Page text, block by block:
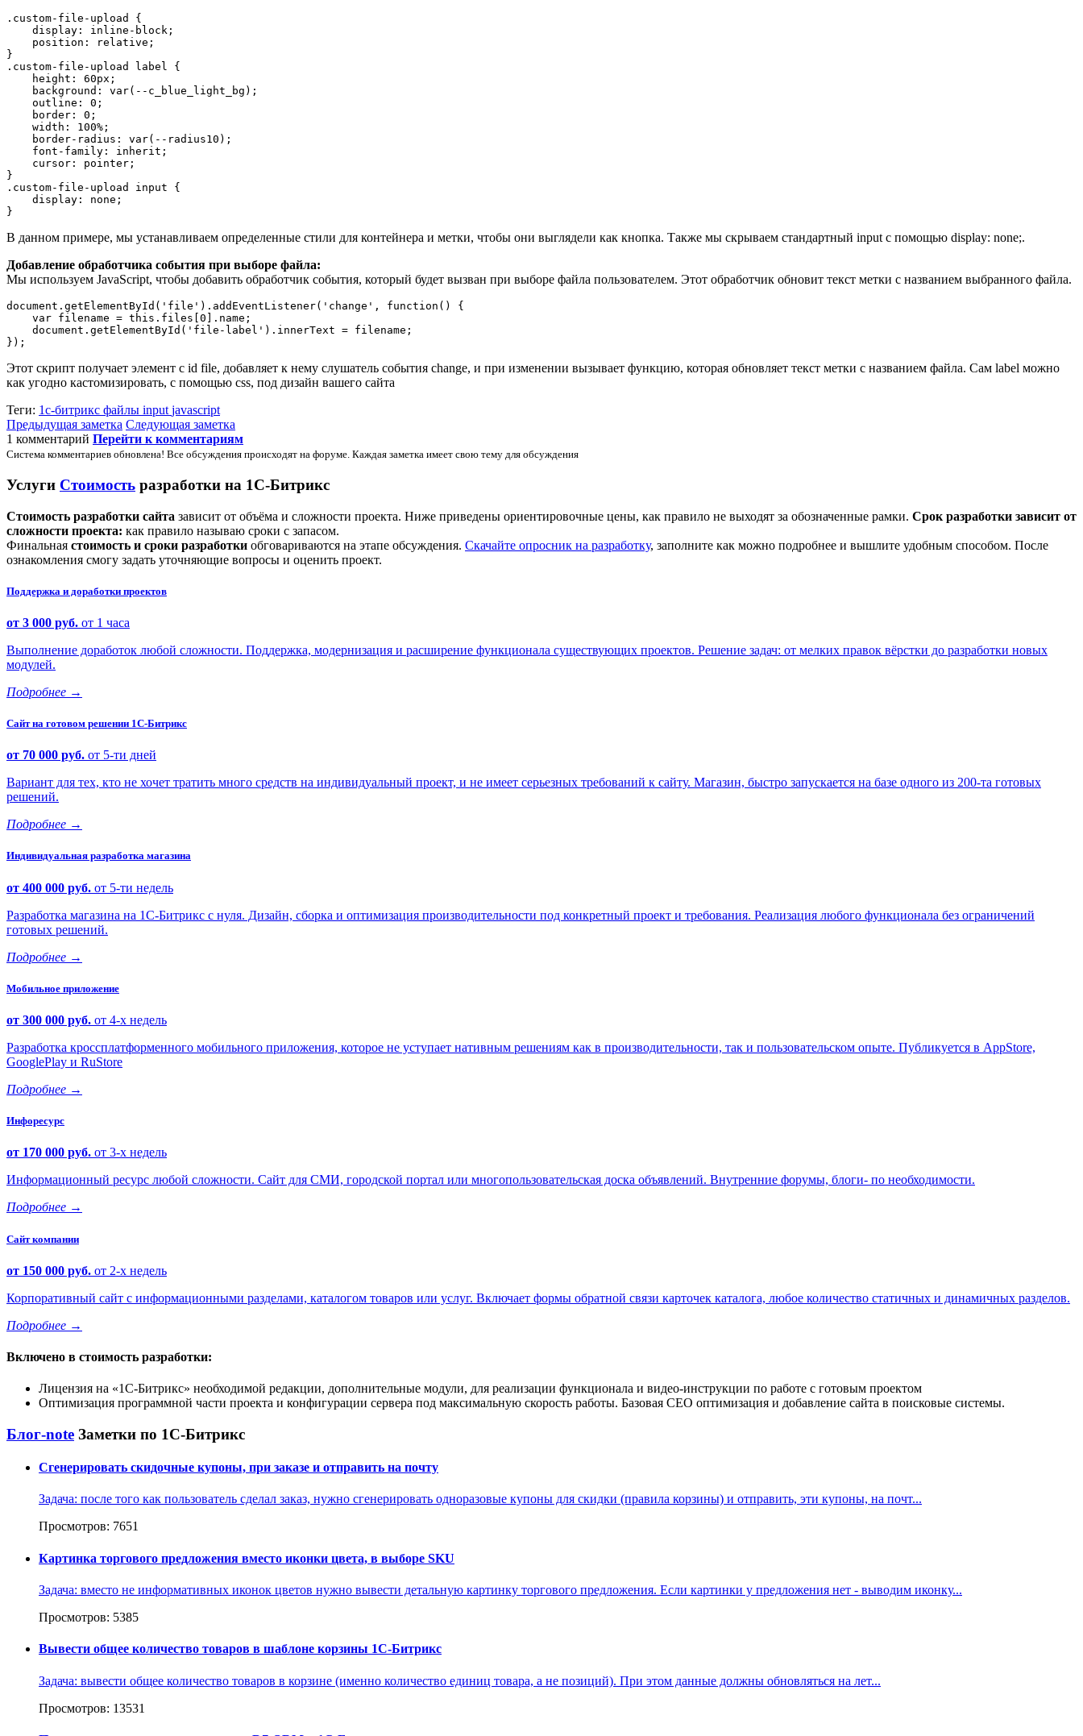
.custom-file-upload {
    display: inline-block;
    position: relative;
}
.custom-file-upload label {
    height: 60px;
    background: var(--c_blue_light_bg);
    outline: 0;
    border: 0;
    width: 100%;
    border-radius: var(--radius10);
    font-family: inherit;
    cursor: pointer;
}
.custom-file-upload input {
    display: none;
В данном примере, мы устанавливаем определенные стили для контейнера и метки, чтобы они выглядели как кнопка. Также мы скрываем стандартный input с помощью display: none;.
Добавление обработчика события при выборе файла:
Мы используем JavaScript, чтобы добавить обработчик события, который будет вызван при выборе файла пользователем. Этот обработчик обновит текст метки с названием выбранного файла.
document.getElementById('file').addEventListener('change', function() {
    var filename = this.files[0].name;
    document.getElementById('file-label').innerText = filename;
Этот скрипт получает элемент с id file, добавляет к нему слушатель события change, и при изменении вызывает функцию, которая обновляет текст метки с названием файла. Сам label можно
как угодно кастомизировать, с помощью css, под дизайн вашего сайта
Теги: 1с-битрикс файлы input javascript
Предыдущая заметка Следующая заметка
1 комментарий Перейти к комментариям
Система комментариев обновлена! Все обсуждения происходят на форуме. Каждая заметка имеет свою тему для обсуждения
Услуги Стоимость разработки на 1С-Битрикс
Стоимость разработки сайта зависит от объёма и сложности проекта. Ниже приведены ориентировочные цены, как правило не выходят за обозначенные рамки. Срок разработки зависит от
сложности проекта: как правило называю сроки с запасом.
Финальная стоимость и сроки разработки обговариваются на этапе обсуждения. Скачайте опросник на разработку, заполните как можно подробнее и вышлите удобным способом. После
ознакомления смогу задать уточняющие вопросы и оценить проект.
Поддержка и доработки проектов
от 3 000 руб. от 1 часа
Выполнение доработок любой сложности. Поддержка, модернизация и расширение функционала существующих проектов. Решение задач: от мелких правок вёрстки до разработки новых
модулей.
Подробнее →
Сайт на готовом решении 1С-Битрикс
от 70 000 руб. от 5-ти дней
Вариант для тех, кто не хочет тратить много средств на индивидуальный проект, и не имеет серьезных требований к сайту. Магазин, быстро запускается на базе одного из 200-та готовых
решений.
Подробнее →
Индивидуальная разработка магазина
от 400 000 руб. от 5-ти недель
Разработка магазина на 1С-Битрикс с нуля. Дизайн, сборка и оптимизация производительности под конкретный проект и требования. Реализация любого функционала без ограничений
готовых решений.
Подробнее →
Мобильное приложение
от 300 000 руб. от 4-х недель
Разработка кроссплатформенного мобильного приложения, которое не уступает нативным решениям как в производительности, так и пользовательском опыте. Публикуется в AppStore,
GooglePlay и RuStore
Подробнее →
Инфоресурс
от 170 000 руб. от 3-х недель
Информационный ресурс любой сложности. Сайт для СМИ, городской портал или многопользовательская доска объявлений. Внутренние форумы, блоги- по необходимости.
Подробнее →
Сайт компании
от 150 000 руб. от 2-х недель
Корпоративный сайт с информационными разделами, каталогом товаров или услуг. Включает формы обратной связи карточек каталога, любое количество статичных и динамичных разделов.
Подробнее →
Включено в стоимость разработки:
Лицензия на 1С-Битрикс
необходимой редакции, дополнительные модули, для реализации функционала и видео-инструкции по работе с готовым проектом
Оптимизация программной части проекта и конфигурации сервера под максимальную скорость работы. Базовая СЕО оптимизация и добавление сайта в поисковые системы.
Блог-note Заметки по 1С-Битрикс
Сгенерировать скидочные купоны, при заказе и отправить на почту
Задача: после того как пользователь сделал заказ, нужно сгенерировать одноразовые купоны для скидки (правила корзины) и отправить, эти купоны, на почт...
Просмотров: 7651
Картинка торгового предложения вместо иконки цвета, в выборе SKU
Задача: вместо не информативных иконок цветов нужно вывести детальную картинку торгового предложения. Если картинки у предложения нет - выводим иконку...
Просмотров: 5385
Вывести общее количество товаров в шаблоне корзины 1С-Битрикс
Задача: вывести общее количество товаров в корзине (именно количество единиц товара, а не позиций). При этом данные должны обновляться на лет...
Просмотров: 13531